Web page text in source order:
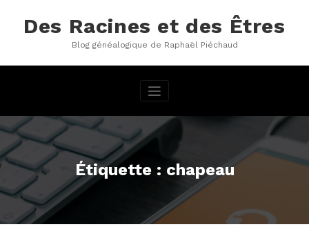
contenuDes Racines et des Êtres
Blog généalogique de Raphaël Piéchaud
Étiquette : chapeau